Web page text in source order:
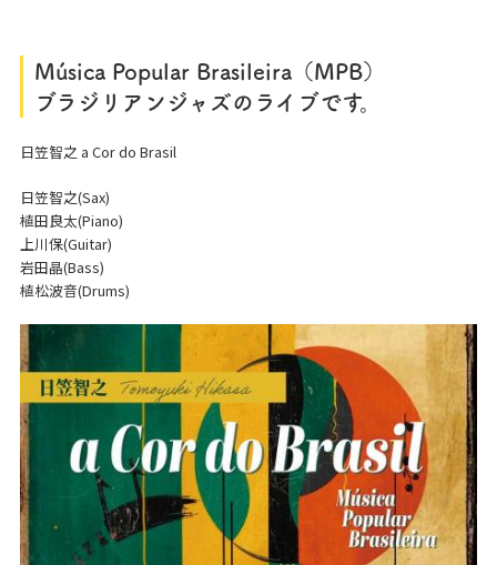
Música Popular Brasileira（MPB）
ブラジリアンジャズのライブです。
日笠智之 a Cor do Brasil
日笠智之(Sax)
植田良太(Piano)
上川保(Guitar)
岩田晶(Bass)
植松波音(Drums)